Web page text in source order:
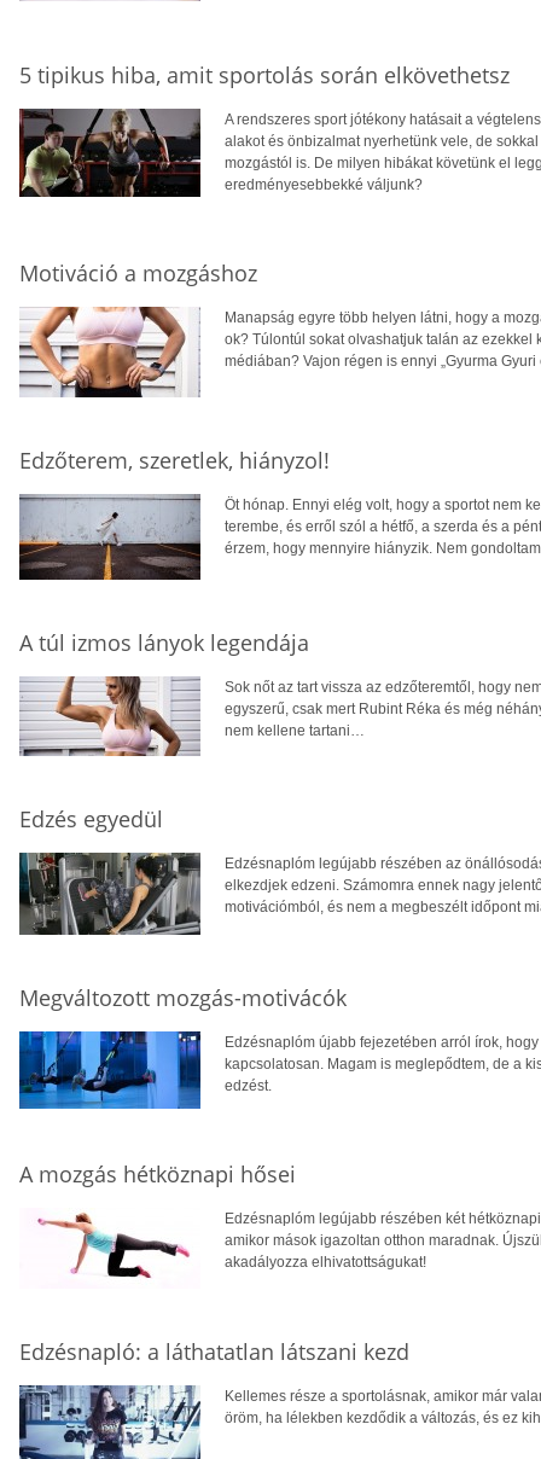
5 tipikus hiba, amit sportolás során elkövethetsz
A rendszeres sport jótékony hatásait a
alakot és önbizalmat nyerhetünk vele, de
mozgástól is. De milyen hibákat követünk el
eredményesebbekké váljunk?
Motiváció a mozgáshoz
Manapság egyre több helyen látni, hogy a
ok? Túlontúl sokat olvashatjuk talán az
médiában? Vajon régen is ennyi „Gyurma
Edzőterem, szeretlek, hiányzol!
Öt hónap. Ennyi elég volt, hogy a sportot nem
terembe, és erről szól a hétfő, a szerda és a
érzem, hogy mennyire hiányzik. Nem
A túl izmos lányok legendája
Sok nőt az tart vissza az edzőteremtől, hogy
egyszerű, csak mert Rubint Réka és még
nem kellene tartani…
Edzés egyedül
Edzésnaplóm legújabb részében az
elkezdjek edzeni. Számomra ennek nagy
motivációmból, és nem a megbeszélt időpont
Megváltozott mozgás-motivácók
Edzésnaplóm újabb fejezetében arról írok,
kapcsolatosan. Magam is meglepődtem, de a
edzést.
A mozgás hétköznapi hősei
Edzésnaplóm legújabb részében két
amikor mások igazoltan otthon maradnak.
akadályozza elhivatottságukat!
Edzésnapló: a láthatatlan látszani kezd
Kellemes része a sportolásnak, amikor már
öröm, ha lélekben kezdődik a változás, és ez